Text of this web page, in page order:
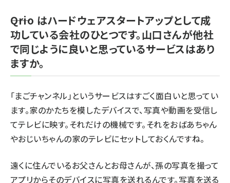
――Qrio はハードウェアスタートアップとして成
功している会社のひとつです。山口さんが他社
で同じように良いと思っているサービスはあり
ますか。
「まごチャンネル」というサービスはすごく面白いと思ってい
ます。家のかたちを模したデバイスで、写真や動画を受信し
てテレビに映す。それだけの機械です。それをおばあちゃん
やおじいちゃんの家のテレビにセットしておくんですね。
遠くに住んでいるお父さんとお母さんが、孫の写真を撮って
アプリからそのデバイスに写真を送れるんです。写真を送る